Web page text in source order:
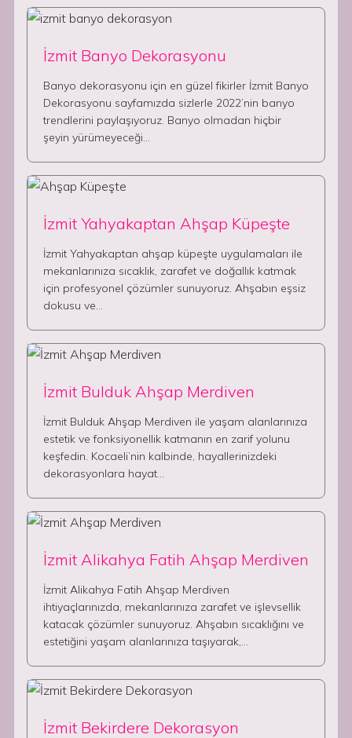
İzmit Banyo Dekorasyonu
Banyo dekorasyonu için en güzel fikirler İzmit Banyo
Dekorasyonu sayfamızda sizlerle 2022’nin banyo
trendlerini paylaşıyoruz. Banyo olmadan hiçbir
şeyin yürümeyeceği…
İzmit Yahyakaptan Ahşap Küpeşte
İzmit Yahyakaptan ahşap küpeşte uygulamaları ile
mekanlarınıza sıcaklık, zarafet ve doğallık katmak
için profesyonel çözümler sunuyoruz. Ahşabın eşsiz
dokusu ve…
İzmit Bulduk Ahşap Merdiven
İzmit Bulduk Ahşap Merdiven ile yaşam alanlarınıza
estetik ve fonksiyonellik katmanın en zarif yolunu
keşfedin. Kocaeli’nin kalbinde, hayallerinizdeki
dekorasyonlara hayat…
İzmit Alikahya Fatih Ahşap Merdiven
İzmit Alikahya Fatih Ahşap Merdiven
ihtiyaçlarınızda, mekanlarınıza zarafet ve işlevsellik
katacak çözümler sunuyoruz. Ahşabın sıcaklığını ve
estetiğini yaşam alanlarınıza taşıyarak,…
İzmit Bekirdere Dekorasyon